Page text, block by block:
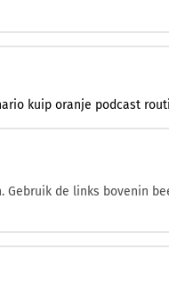
kuip oranje podcast
Gebruik de links bovenin